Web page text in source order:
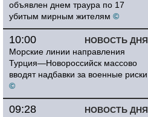
объявлен днем траура по 17
убитым мирным жителям ©
НОВОСТЬ ДНЯ
10:00
Морские линии направления
Турция—Новороссийск массово
вводят надбавки за военные риски
©
НОВОСТЬ ДНЯ
09:28